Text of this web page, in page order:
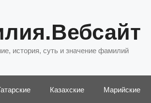
история, суть и значение фамилий
Казахские Марийские